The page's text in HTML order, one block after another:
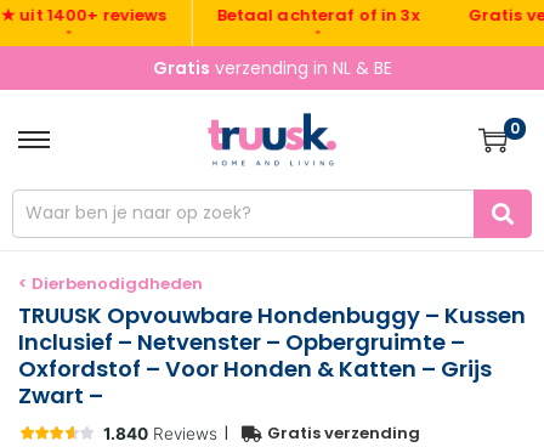
reviews Betaal achteraf of in 3x Gratis
Gratis verzending in NL & BE
0
< Dierbenodigdheden
TRUUSK Opvouwbare Hondenbuggy – Kussen
Inclusief – Netvenster – Opbergruimte –
Oxfordstof – Voor Honden & Katten – Grijs
Zwart –
| Gratis verzending